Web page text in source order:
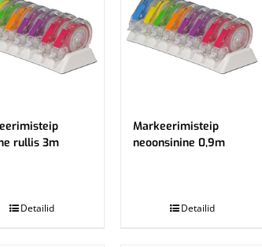
rullis 3m
Detailid
Markeerimisteip
neoonsinine 0,9m
Detailid